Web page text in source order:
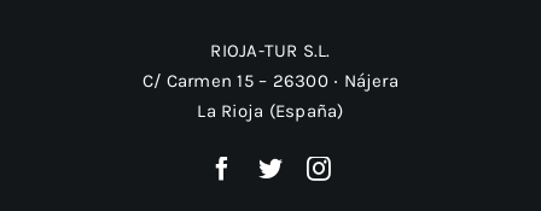
RIOJA-TUR S.L.
C/ Carmen 15 – 26300 ‧ Nájera
La Rioja (España)